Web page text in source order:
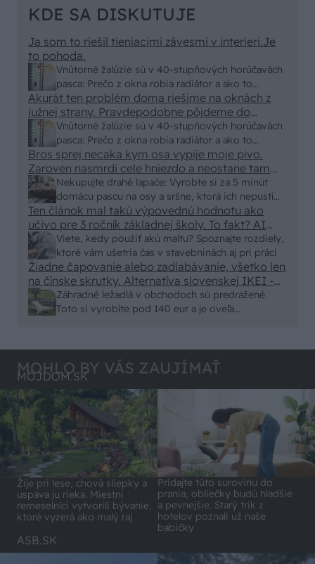
KDE SA DISKUTUJE
Vnútorné žalúzie sú v 40-stupňových horúčavách
pasca: Prečo z okna robia radiátor a ako to
vyriešiť za pár eur?
Ja som to riešil tieniacimi závesmi v interieri.Je
to pohoda.
Vnútorné žalúzie sú v 40-stupňových horúčavách
pasca: Prečo z okna robia radiátor a ako to
vyriešiť za pár eur?
Akurát ten problém doma riešime na oknách z
južnej strany. Pravdepodobne pôjdeme do
vonkajšieho tienenia na spôsob markízy
250x150cm. Čínsky predajcovia idú okolo 100
eur kus.
Nekupujte drahé lapače: Vyrobte si za 5 minút
domácu pascu na osy a sršne, ktorá ich nepustí
von
Bros sprej necaka kym osa vypije moje pivo.
Zaroven nasmrdi cele hniezdo a neostane tam
nic zive. Vasa pasca naucinke moc efektivne.
Skor pritiahne slimaky
Viete, kedy použiť akú maltu? Spoznajte rozdiely,
ktoré vám ušetria čas v stavebninách aj pri práci
Ten článok mal takú výpovednú hodnotu ako
učivo pre 3 ročník základnej školy. To fakt? AI
alebo nejaka kniha z VŠ? Dnešné rychlotvrdnuce
malty - pevnosť 40 Mpa a doba schnutia tak 15
minut , k tomu vodotesné s kryštálikou. A rozdiel
- schnutie a zretie. Nič?
Záhradné ležadlá v obchodoch sú predražené.
Toto si vyrobíte pod 140 eur a je oveľa
Žiadne čapovanie alebo zadlabávanie, všetko len
na čínske skrutky. Alternatíva slovenskej IKEI -
čo sa týka pevnosti. Autor si nedal veľa námahy s
remeselným spracovaním, škoda. No lepšie než
MOHLO BY VÁS ZAUJÍMAŤ
MÔJDOM.SK
Žije pri lese, chová sliepky a
uspáva ju rieka. Miestni
remeselníci vytvorili bývanie,
ktoré vyzerá ako malý raj
Pridajte túto surovinu do
prania, obliečky budú hladšie
a pevnejšie. Starý trik z
hotelov poznali už naše
babičky
ASB.SK